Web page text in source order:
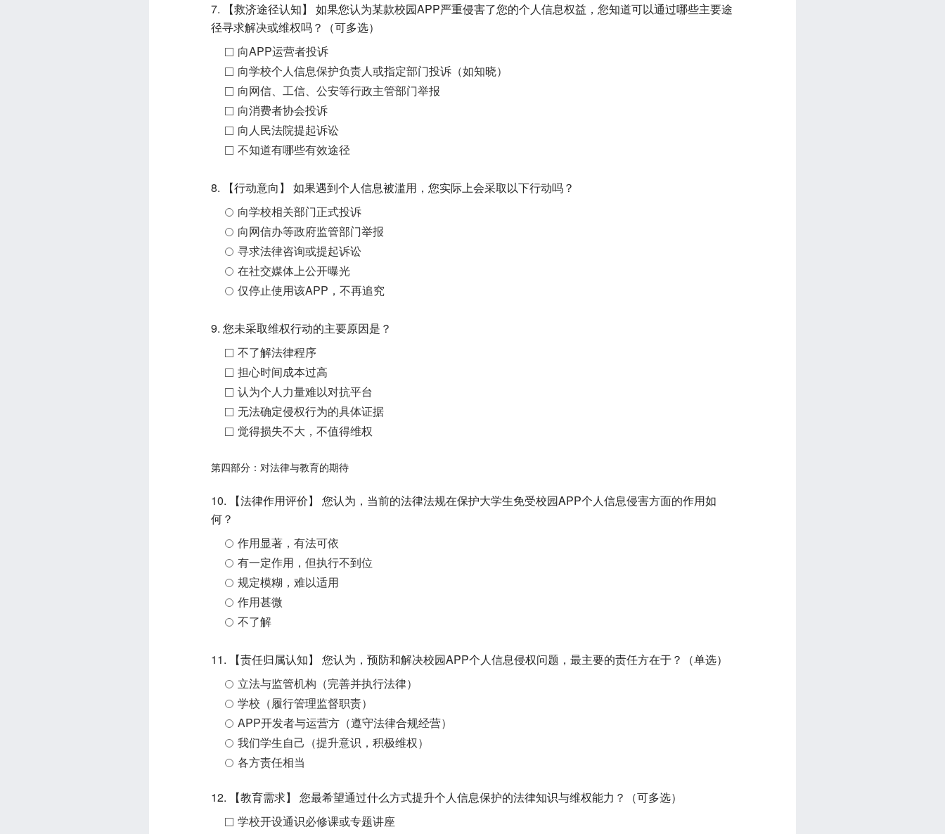
7. 【救济途径认知】 如果您认为某款校园APP严重侵害了您的个人信息权益，您知道可以通过哪些主要途
径寻求解决或维权吗？（可多选）
向APP运营者投诉
向学校个人信息保护负责人或指定部门投诉（如知晓）
向网信、工信、公安等行政主管部门举报
向消费者协会投诉
向人民法院提起诉讼
不知道有哪些有效途径
8. 【行动意向】 如果遇到个人信息被滥用，您实际上会采取以下行动吗？
向学校相关部门正式投诉
向网信办等政府监管部门举报
寻求法律咨询或提起诉讼
在社交媒体上公开曝光
仅停止使用该APP，不再追究
9. 您未采取维权行动的主要原因是？
不了解法律程序
担心时间成本过高
认为个人力量难以对抗平台
无法确定侵权行为的具体证据
觉得损失不大，不值得维权
第四部分：对法律与教育的期待
10. 【法律作用评价】 您认为，当前的法律法规在保护大学生免受校园APP个人信息侵害方面的作用如
何？
作用显著，有法可依
有一定作用，但执行不到位
规定模糊，难以适用
作用甚微
不了解
11. 【责任归属认知】 您认为，预防和解决校园APP个人信息侵权问题，最主要的责任方在于？（单选）
立法与监管机构（完善并执行法律）
学校（履行管理监督职责）
APP开发者与运营方（遵守法律合规经营）
我们学生自己（提升意识，积极维权）
各方责任相当
12. 【教育需求】 您最希望通过什么方式提升个人信息保护的法律知识与维权能力？（可多选）
学校开设通识必修课或专题讲座